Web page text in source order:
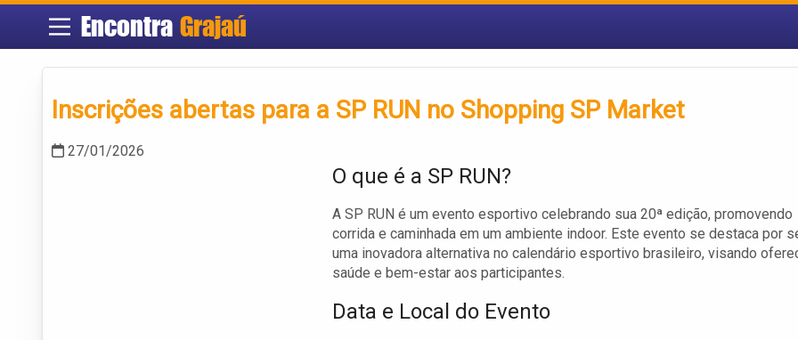
Encontra Grajaú
Inscrições abertas para a SP RUN no Shopping SP Market
27/01/2026
O que é a SP RUN?
A SP RUN é um evento esportivo celebrando sua 20ª edição, promovendo
corrida e caminhada em um ambiente indoor. Este evento se destaca por
uma inovadora alternativa no calendário esportivo brasileiro, visando
saúde e bem-estar aos participantes.
Data e Local do Evento